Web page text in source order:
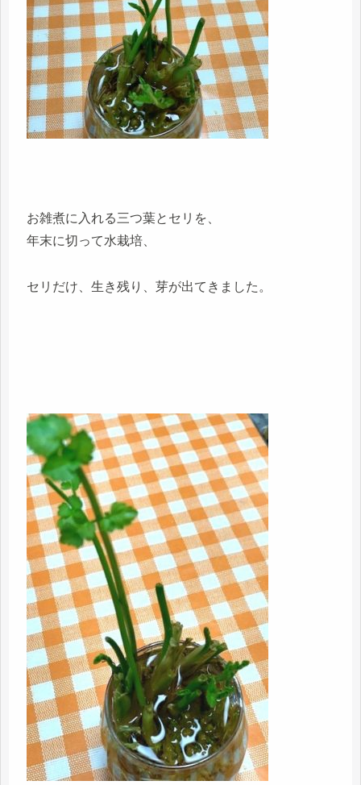
お雑煮に入れる三つ葉とセリを、
年末に切って水栽培、
セリだけ、生き残り、芽が出てきました。